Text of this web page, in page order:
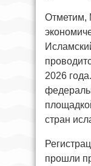
Отметим,
2026
стран
прошли